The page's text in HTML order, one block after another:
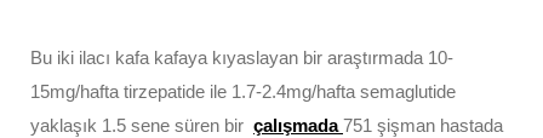
Bu iki ilacı kafa kafaya kıyaslayan bir araştırmada 10-
15mg/hafta tirzepatide ile 1.7-2.4mg/hafta semaglutide
yaklaşık 1.5 sene süren bir çalışmada751 şişman hastada